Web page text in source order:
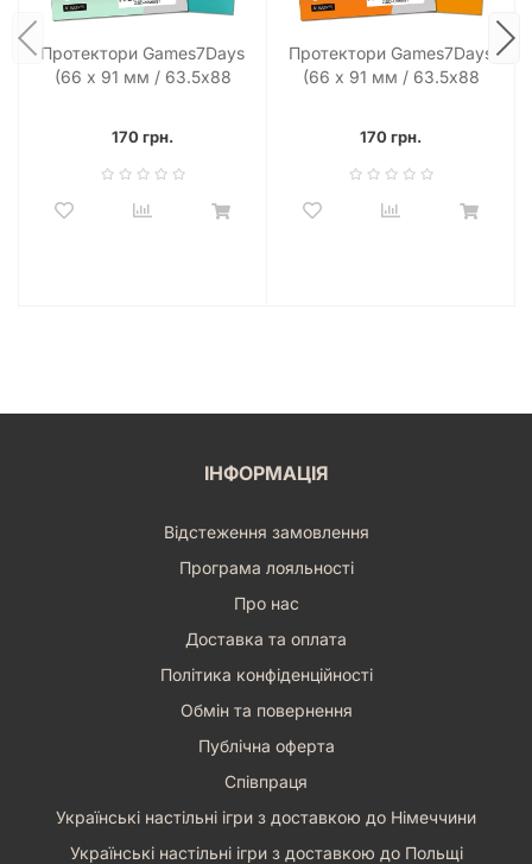
Протектори Games7Days
(66 х 91 мм / 63.5x88
170 грн.
Протектори Games7Days
(66 х 91 мм / 63.5x88
170 грн.
ІНФОРМАЦІЯ
Відстеження замовлення
Програма лояльності
Про нас
Доставка та оплата
Політика конфіденційності
Обмін та повернення
Публічна оферта
Співпраця
Українські настільні ігри з доставкою до Німеччини
Українські настільні ігри з доставкою до Польщі